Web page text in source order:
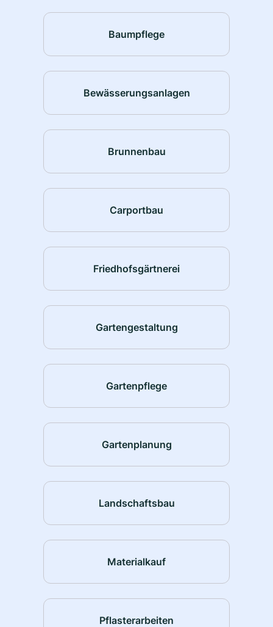
Baumpflege
Bewässerungsanlagen
Brunnenbau
Carportbau
Friedhofsgärtnerei
Gartengestaltung
Gartenpflege
Gartenplanung
Landschaftsbau
Materialkauf
Pflasterarbeiten